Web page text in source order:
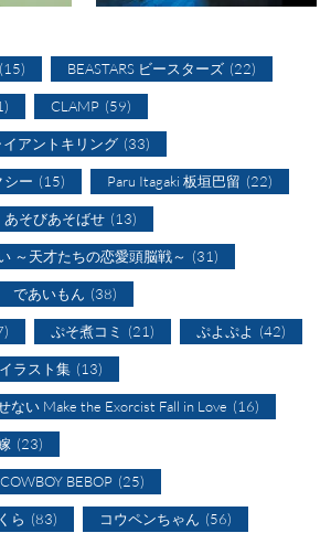
(15) BEASTARS ビースターズ (22)
CLAMP (59)
アントキリング (33)
シー (15) Paru Itagaki 板垣巴留 (22)
あそびあそばせ (13)
～天才たちの恋愛頭脳戦～ (31)
であいもん (38)
ぷそ煮コミ (21) ぷよぷよ (42)
イラスト集 (13)
ない Make the Exorcist Fall in Love (16)
(23)
BEBOP (25)
ら (83) コウペンちゃん (56)